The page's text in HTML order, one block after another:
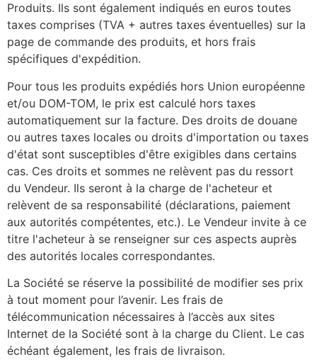
Produits. Ils sont également indiqués en euros toutes
taxes comprises (TVA + autres taxes éventuelles) sur la
page de commande des produits, et hors frais
spécifiques d'expédition.
Pour tous les produits expédiés hors Union européenne
et/ou DOM-TOM, le prix est calculé hors taxes
automatiquement sur la facture. Des droits de douane
ou autres taxes locales ou droits d'importation ou taxes
d'état sont susceptibles d'être exigibles dans certains
cas. Ces droits et sommes ne relèvent pas du ressort
du Vendeur. Ils seront à la charge de l'acheteur et
relèvent de sa responsabilité (déclarations, paiement
aux autorités compétentes, etc.). Le Vendeur invite à ce
titre l'acheteur à se renseigner sur ces aspects auprès
des autorités locales correspondantes.
La Société se réserve la possibilité de modifier ses prix
à tout moment pour l’avenir. Les frais de
télécommunication nécessaires à l’accès aux sites
Internet de la Société sont à la charge du Client. Le cas
échéant également, les frais de livraison.